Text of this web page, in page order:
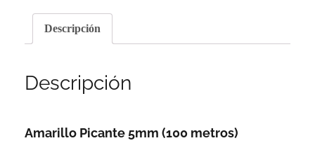
Picante
5mmDescripción
Descripción
Amarillo Picante 5mm (100 metros)